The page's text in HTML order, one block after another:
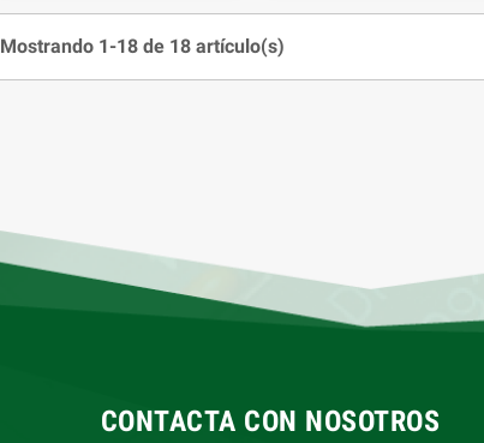
Mostrando 1-18 de 18 artículo(s)
CONTACTA CON NOSOTROS